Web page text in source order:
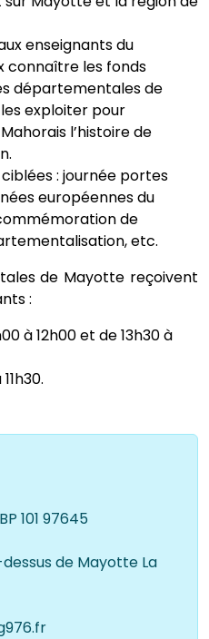
enseignants du
connaître les fonds
départementales de
exploiter pour
l’histoire de
: journée portes
européennes du
de
etc.
de Mayotte reçoivent
:
à 12h00 et de 13h30 à
101 97645
de Mayotte La